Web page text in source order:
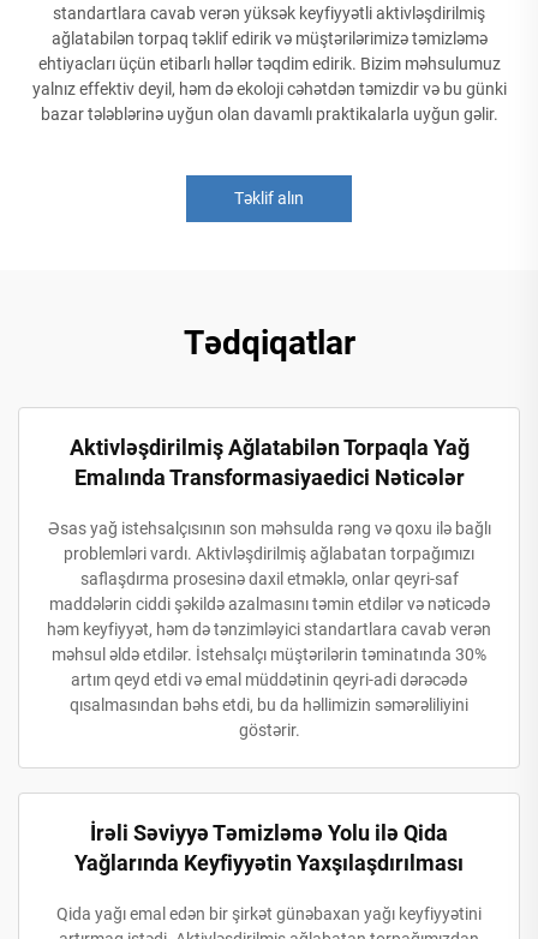
standartlara cavab verən yüksək keyfiyyətli aktivləşdirilmiş
ağlatabilən torpaq təklif edirik və müştərilərimizə təmizləmə
ehtiyacları üçün etibarlı həllər təqdim edirik. Bizim məhsulumuz
yalnız effektiv deyil, həm də ekoloji cəhətdən təmizdir və bu günki
bazar tələblərinə uyğun olan davamlı praktikalarla uyğun gəlir.
Təklif alın
Tədqiqatlar
Aktivləşdirilmiş Ağlatabilən Torpaqla Yağ
Emalında Transformasiyaedici Nəticələr
Əsas yağ istehsalçısının son məhsulda rəng və qoxu ilə bağlı
problemləri vardı. Aktivləşdirilmiş ağlabatan torpağımızı
saflaşdırma prosesinə daxil etməklə, onlar qeyri-saf
maddələrin ciddi şəkildə azalmasını təmin etdilər və nəticədə
həm keyfiyyət, həm də tənzimləyici standartlara cavab verən
məhsul əldə etdilər. İstehsalçı müştərilərin təminatında 30%
artım qeyd etdi və emal müddətinin qeyri-adi dərəcədə
qısalmasından bəhs etdi, bu da həllimizin səmərəliliyini
göstərir.
İrəli Səviyyə Təmizləmə Yolu ilə Qida
Yağlarında Keyfiyyətin Yaxşılaşdırılması
Qida yağı emal edən bir şirkət günəbaxan yağı keyfiyyətini